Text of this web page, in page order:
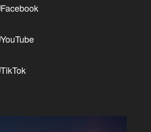
Facebook
YouTube
TikTok